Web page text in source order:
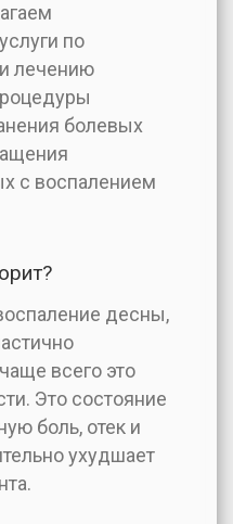
по
лечению
болевых
с воспалением
десны,
всего это
Это состояние
боль, отек и
ухудшает